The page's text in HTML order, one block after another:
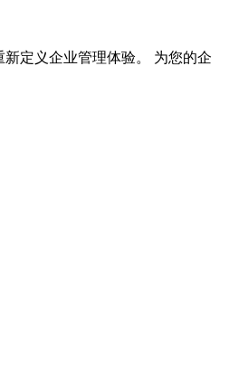
定义企业管理体验。 为您的企